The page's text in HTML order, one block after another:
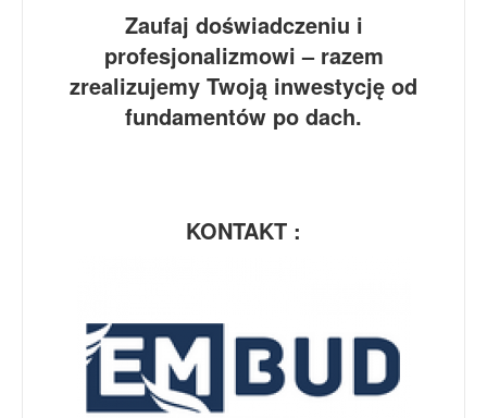
Zaufaj doświadczeniu i
profesjonalizmowi – razem
zrealizujemy Twoją inwestycję od
fundamentów po dach.
KONTAKT :